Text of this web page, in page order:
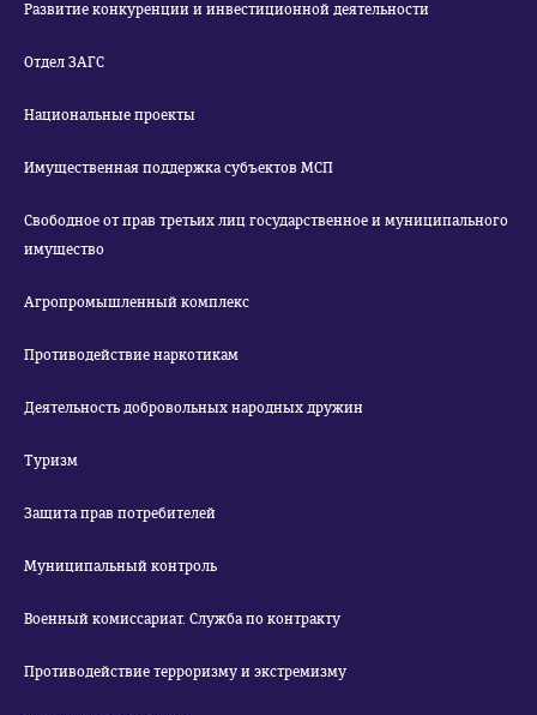
Развитие конкуренции и инвестиционной деятельности
Отдел ЗАГС
Национальные проекты
Имущественная поддержка субъектов МСП
Свободное от прав третьих лиц государственное и муниципального
имущество
Агропромышленный комплекс
Противодействие наркотикам
Деятельность добровольных народных дружин
Туризм
Защита прав потребителей
Муниципальный контроль
Военный комиссариат. Служба по контракту
Противодействие терроризму и экстремизму